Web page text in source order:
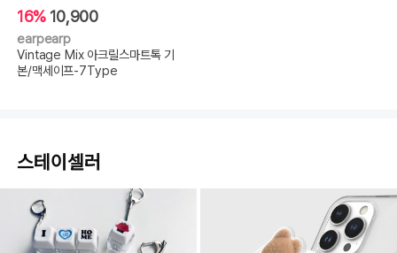
16% 10,900
earpearp
Vintage Mix 아크릴스마트톡 기
본/맥세이프-7Type
스테이셀러